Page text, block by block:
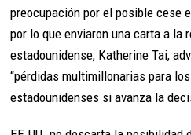
preocupación por el posible cese
por lo que enviaron una carta a la
estadounidense, Katherine Tai,
“pérdidas multimillonarias para
estadounidenses si avanza la